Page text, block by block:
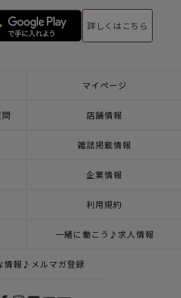
詳しくはこちら
マイページ
店舗情報
雑誌掲載情報
企業情報
利用規約
一緒に働こう♪求人情報
情報♪メルマガ登録